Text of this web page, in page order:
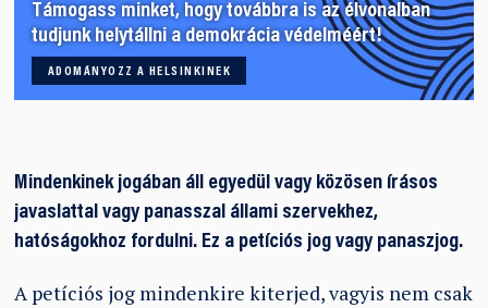
Támogass minket, hogy továbbra is az élvonalban
tudjunk helytállni a demokrácia védelméért!
ADOMÁNYOZZ A HELSINKINEK
Mindenkinek jogában áll egyedül vagy közösen írásos
javaslattal vagy panasszal állami szervekhez,
hatóságokhoz fordulni. Ez a petíciós jog vagy panaszjog.
A petíciós jog mindenkire kiterjed, vagyis nem csak